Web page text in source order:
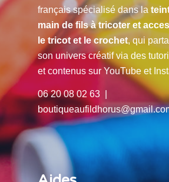
français spécialisé dans la
main de fils à tricoter et
le tricot et le crochet, qui
son univers créatif via des
et contenus sur YouTube et
06 20 08 02 63 |